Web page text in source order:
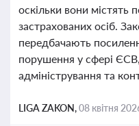
оскільки вони містять
застрахованих осіб.
передбачають
порушення у сфері
адміністрування та
LIGA ZAKON,08 квітня